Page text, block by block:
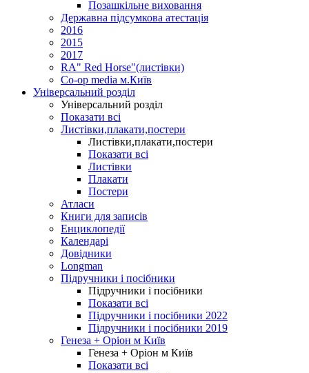
Позашкільне виховання
Державна підсумкова атестація
2016
2015
2017
RA" Red Horse"(листівки)
Co-op media м.Київ
Універсальний розділ
Універсальний розділ
Показати всі
Листівки,плакати,постери
Листівки,плакати,постери
Показати всі
Листівки
Плакати
Постери
Атласи
Книги для записів
Енциклопедії
Календарі
Довідники
Longman
Підручники і посібники
Підручники і посібники
Показати всі
Підручники і посібники 2022
Підручники і посібники 2019
Генеза + Оріон м Київ
Генеза + Оріон м Київ
Показати всі